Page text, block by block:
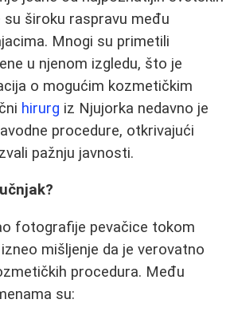
su široku raspravu među
Mnogi su primetili
u njenom izgledu, što je
o mogućim kozmetičkim
hirurg iz Njujorka nedavno je
procedure, otkrivajući
pažnju javnosti.
fotografije pevačice tokom
mišljenje da je verovatno
procedura. Među
su: